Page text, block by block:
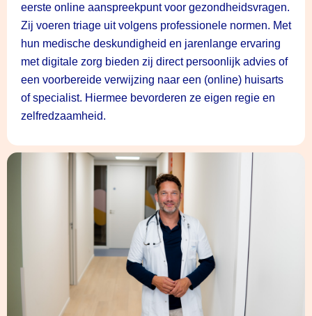
eerste online aanspreekpunt voor gezondheidsvragen.
Zij voeren triage uit volgens professionele normen. Met
hun medische deskundigheid en jarenlange ervaring
met digitale zorg bieden zij direct persoonlijk advies of
een voorbereide verwijzing naar een (online) huisarts
of specialist. Hiermee bevorderen ze eigen regie en
zelfredzaamheid.